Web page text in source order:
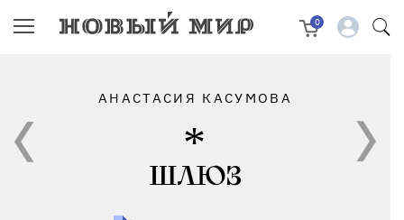
0
АНАСТАСИЯ КАСУМОВА
ШЛЮЗ